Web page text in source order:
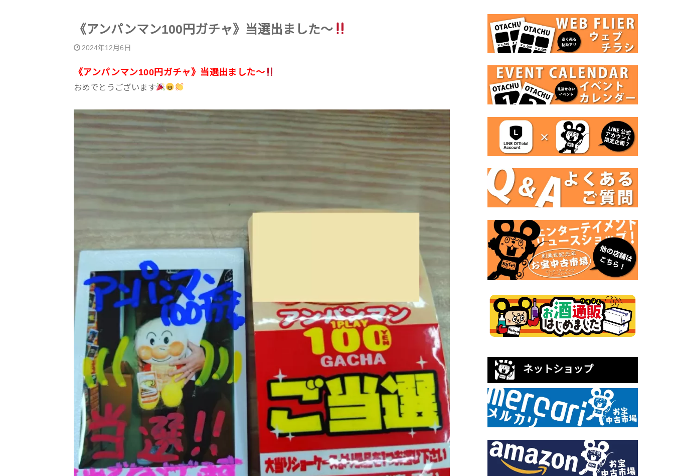
《アンパンマン100円ガチャ》当選出ました〜
2024年12月6日
《アンパンマン100円ガチャ》当選出ました〜
おめでとうございます
ネットショップ